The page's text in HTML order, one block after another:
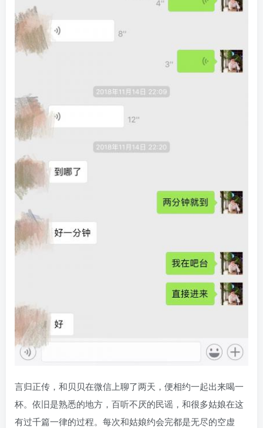
言归正传，和贝贝在微信上聊了两天，便相约一起出来喝一
杯。依旧是熟悉的地方，百听不厌的民谣，和很多姑娘在这
有过千篇一律的过程。每次和姑娘约会完都是无尽的空虚